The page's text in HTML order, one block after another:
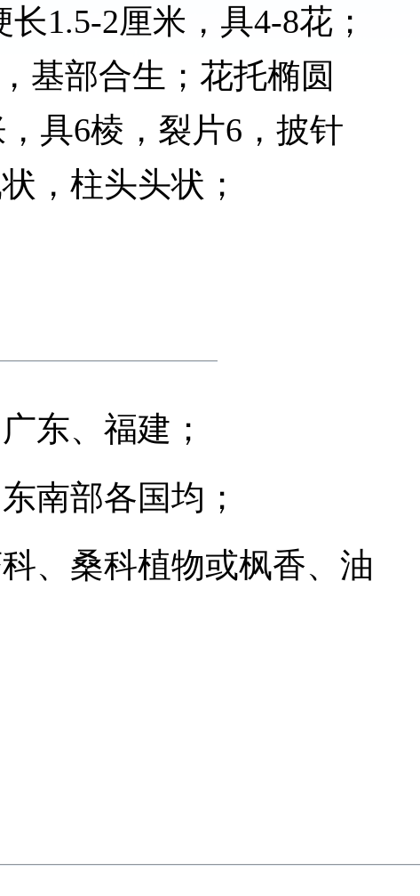
1.5-2厘米，具4-8花；
基部合生；花托椭圆
具6棱，裂片6，披针
，柱头头状；
东、福建；
南部各国均；
、桑科植物或枫香、油